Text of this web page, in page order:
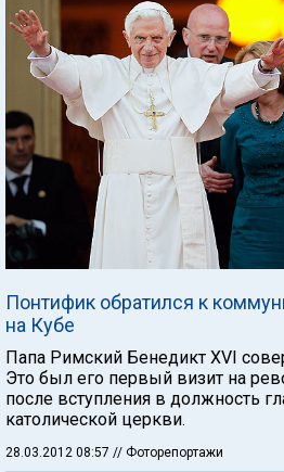
Понтифик обратился к
на Кубе
Папа Римский Бенедикт XVI
Это был его первый визит на
после вступления в должность
католической церкви.
28.03.2012 08:57 // Фоторепортажи